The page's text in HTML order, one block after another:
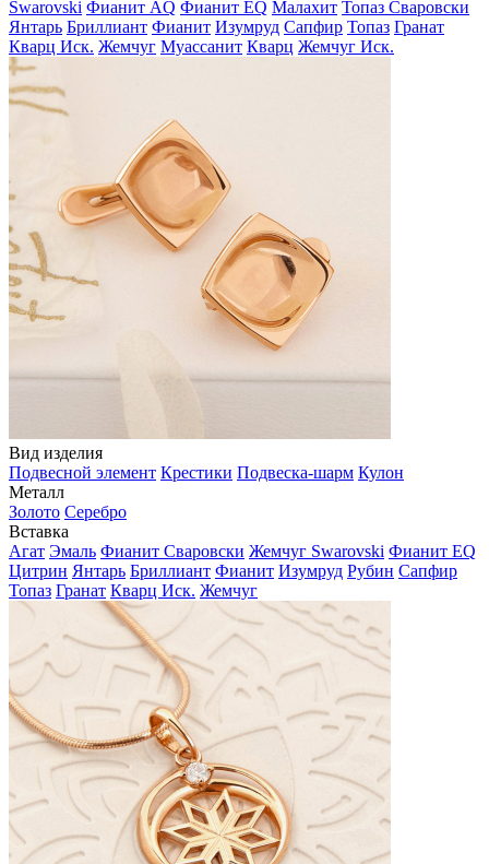
Swarovski Фианит AQ Фианит EQ Малахит Топаз Сваровски
Янтарь Бриллиант Фианит Изумруд Сапфир Топаз Гранат
Кварц Иск. Жемчуг Муассанит Кварц Жемчуг Иск.
Вид изделия
Подвесной элемент Крестики Подвеска-шарм Кулон
Металл
Золото Серебро
Вставка
Агат Эмаль Фианит Сваровски Жемчуг Swarovski Фианит EQ
Цитрин Янтарь Бриллиант Фианит Изумруд Рубин Сапфир
Топаз Гранат Кварц Иск. Жемчуг